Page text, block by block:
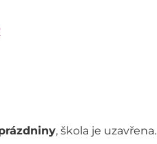
, škola je uzavřena.